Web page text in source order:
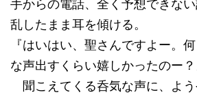
手からの電話、全く予想できな
乱したまま耳を傾ける。
『はいはい、聖さんですよー。
な声出すくらい嬉しかったのー？
聞こえてくる呑気な声に、よう